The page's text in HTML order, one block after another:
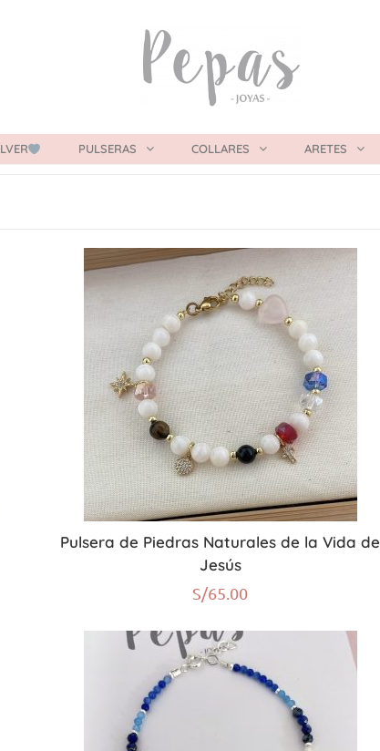
PULSERAS COLLARES ARETES
Pulsera de Piedras Naturales de la Vida de
Jesús
S/65.00